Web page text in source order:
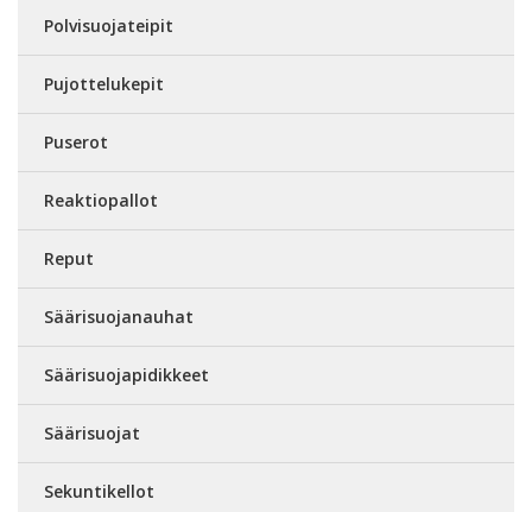
Polvisuojateipit
Pujottelukepit
Puserot
Reaktiopallot
Reput
Säärisuojanauhat
Säärisuojapidikkeet
Säärisuojat
Sekuntikellot